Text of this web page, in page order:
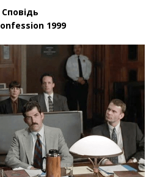
Сповідь
1999